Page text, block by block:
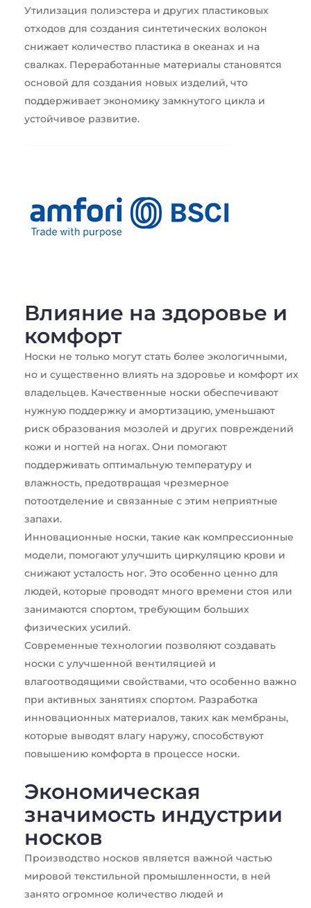
Утилизация полиэстера и других пластиковых
отходов для создания синтетических волокон
снижает количество пластика в океанах и на
свалках. Переработанные материалы становятся
основой для создания новых изделий, что
поддерживает экономику замкнутого цикла и
устойчивое развитие.
Влияние на здоровье и
комфорт
Носки не только могут стать более экологичными,
но и существенно влиять на здоровье и комфорт их
владельцев. Качественные носки обеспечивают
нужную поддержку и амортизацию, уменьшают
риск образования мозолей и других повреждений
кожи и ногтей на ногах. Они помогают
поддерживать оптимальную температуру и
влажность, предотвращая чрезмерное
потоотделение и связанные с этим неприятные
запахи.
Инновационные носки, такие как компрессионные
модели, помогают улучшить циркуляцию крови и
снижают усталость ног. Это особенно ценно для
людей, которые проводят много времени стоя или
занимаются спортом, требующим больших
физических усилий.
Современные технологии позволяют создавать
носки с улучшенной вентиляцией и
влагоотводящими свойствами, что особенно важно
при активных занятиях спортом. Разработка
инновационных материалов, таких как мембраны,
которые выводят влагу наружу, способствуют
повышению комфорта в процессе носки.
Экономическая
значимость индустрии
носков
Производство носков является важной частью
мировой текстильной промышленности, в ней
занято огромное количество людей и